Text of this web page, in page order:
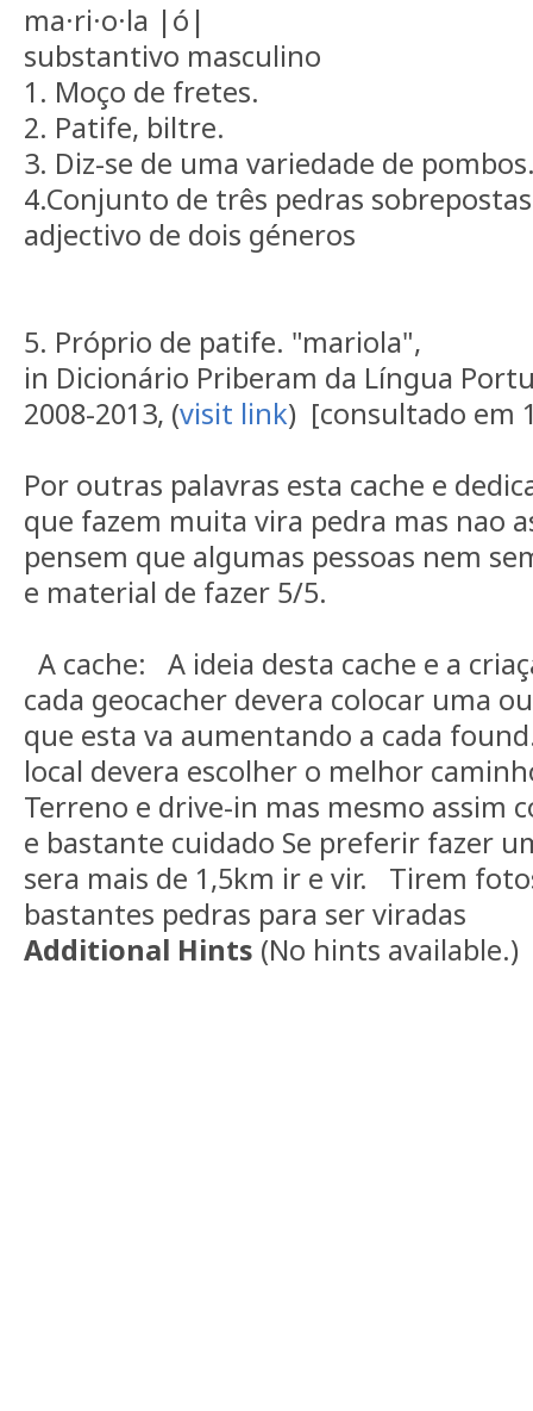
ma·ri·o·la |ó|
substantivo masculino
1. Moço de fretes.
2. Patife, biltre.
3. Diz-se de uma variedade de
4.Conjunto de três pedras
adjectivo de dois géneros
5. Próprio de patife. "mariola",
in Dicionário Priberam da Língua
2008-2013, (visit link) [consultado
Por outras palavras esta cache e
que fazem muita vira pedra mas nao
pensem que algumas pessoas nem
e material de fazer 5/
A cache: A ideia desta cache e a
cada geocacher devera colocar uma
que esta va aumentando a cada
local devera escolher o melhor
Terreno e drive-in mas mesmo assim
e bastante cuidado Se preferir fazer
sera mais de 1,5km ir e vir. Tirem
bastantes pedras para ser
Additional Hints (No hints available.)